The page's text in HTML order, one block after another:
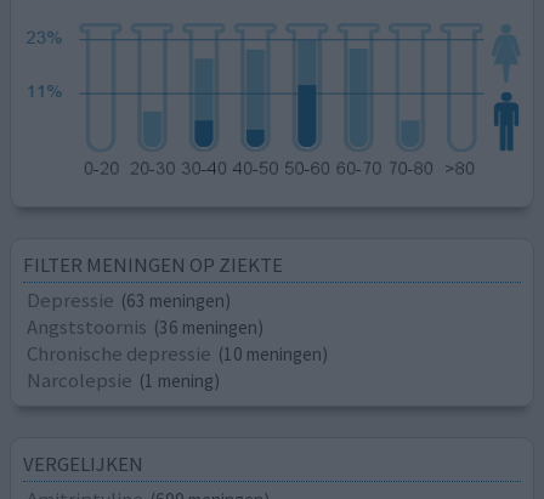
FILTER MENINGEN OP ZIEKTE
Depressie (63 meningen)
Angststoornis (36 meningen)
Chronische depressie (10 meningen)
Narcolepsie (1 mening)
VERGELIJKEN